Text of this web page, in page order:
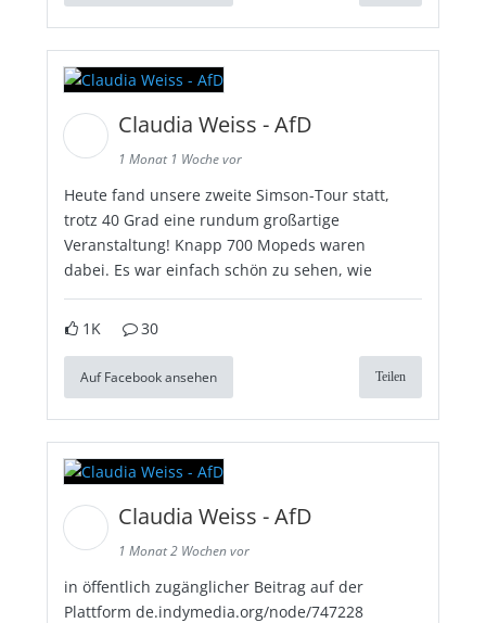
Claudia Weiss - AfD
1 Monat 1 Woche vor
Heute fand unsere zweite Simson-Tour statt,
trotz 40 Grad eine rundum großartige
Veranstaltung! Knapp 700 Mopeds waren
dabei. Es war einfach schön zu sehen, wie
1K 30
Auf Facebook ansehen Teilen
Claudia Weiss - AfD
1 Monat 2 Wochen vor
in öffentlich zugänglicher Beitrag auf der
Plattform de.indymedia.org/node/747228